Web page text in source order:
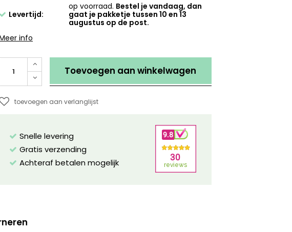
Levertijd:
op voorraad. Bestel je vandaag, dan
gaat je pakketje tussen 10 en 13
augustus op de post.
info
Toevoegen aan winkelwagen
toevoegen aan verlanglijst
Snelle levering
Gratis verzending
Achteraf betalen mogelijk